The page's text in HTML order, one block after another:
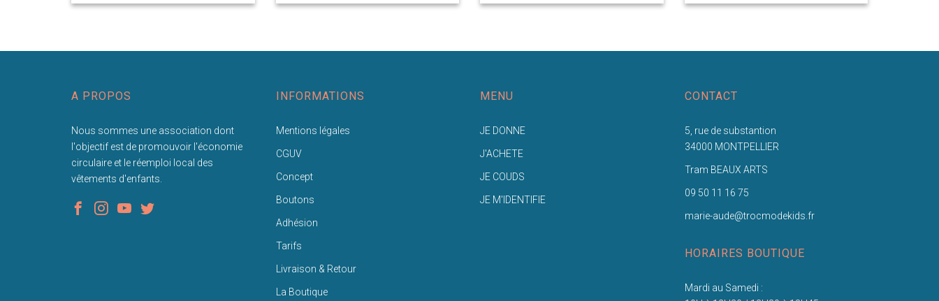
A PROPOS
Nous sommes une association dont
l'objectif est de promouvoir l'économie
circulaire et le réemploi local des
vêtements d'enfants.
INFORMATIONS
Mentions légales
CGUV
Concept
Boutons
Adhésion
Tarifs
Livraison & Retour
La Boutique
MENU
JE DONNE
J'ACHETE
JE COUDS
JE M'IDENTIFIE
CONTACT
5, rue de substantion
34000 MONTPELLIER
Tram BEAUX ARTS
09 50 11 16 75
marie-aude@trocmodekids.fr
HORAIRES BOUTIQUE
Mardi au Samedi :